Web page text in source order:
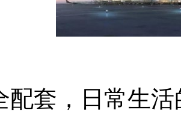
套，日常生活